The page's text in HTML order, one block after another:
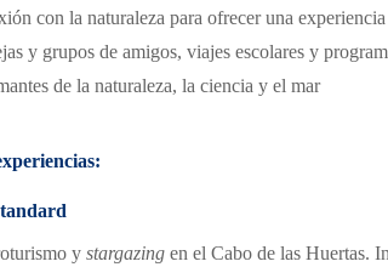
con la naturaleza para ofrecer una
y grupos de amigos, viajes escolares y
de la naturaleza, la ciencia y el mar
y stargazing en el Cabo de las Huertas. I